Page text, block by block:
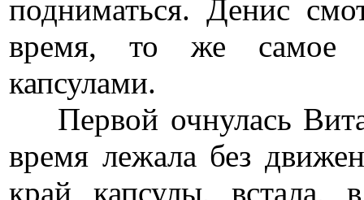
подниматься. Денис
время, то же самое
капсулами.
Первой очнулась
время лежала без
край капсулы, встала,